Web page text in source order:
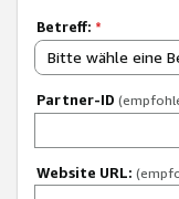
Betreff: *
Bitte wähle eine
Partner-ID
Website URL: